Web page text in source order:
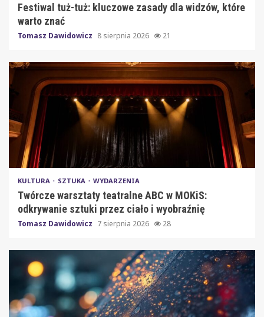
Festiwal tuż-tuż: kluczowe zasady dla widzów, które
warto znać
Tomasz Dawidowicz 8 sierpnia 2026 21
KULTURA SZTUKA WYDARZENIA
Twórcze warsztaty teatralne ABC w MOKiS:
odkrywanie sztuki przez ciało i wyobraźnię
Tomasz Dawidowicz 7 sierpnia 2026 28